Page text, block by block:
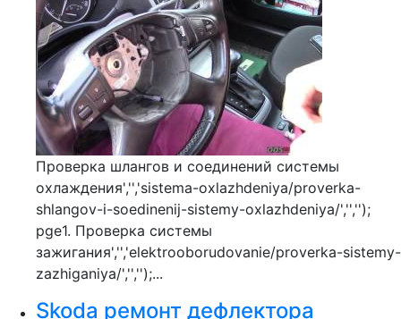
Проверка шлангов и соединений системы
охлаждения','','sistema-oxlazhdeniya/proverka-
shlangov-i-soedinenij-sistemy-oxlazhdeniya/','','');
pge1. Проверка системы
зажигания','','elektrooborudovanie/proverka-sistemy-
zazhiganiya/','','');...
Skoda ремонт дефлектора